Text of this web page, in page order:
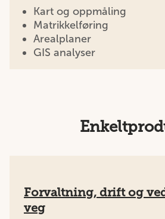
Kart og oppmåling
Matrikkelføring
Arealplaner
GIS analyser
Forvaltning, drift og
veg